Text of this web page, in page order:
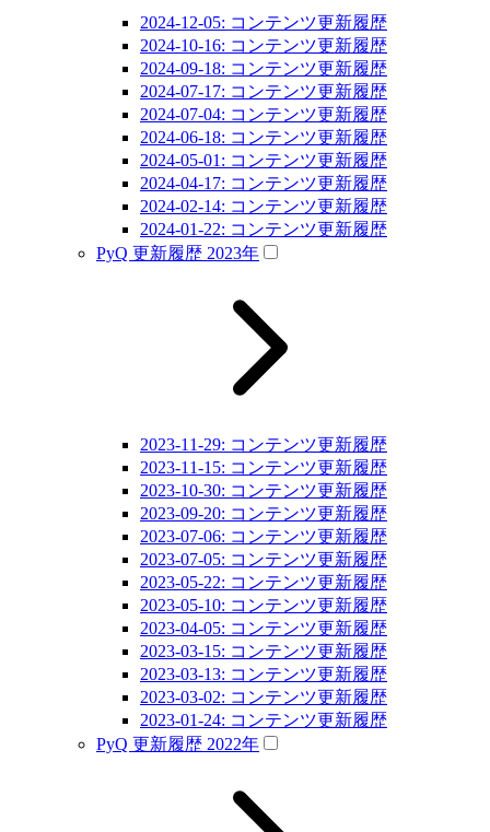
2024-12-05: コンテンツ更新履歴
2024-10-16: コンテンツ更新履歴
2024-09-18: コンテンツ更新履歴
2024-07-17: コンテンツ更新履歴
2024-07-04: コンテンツ更新履歴
2024-06-18: コンテンツ更新履歴
2024-05-01: コンテンツ更新履歴
2024-04-17: コンテンツ更新履歴
2024-02-14: コンテンツ更新履歴
2024-01-22: コンテンツ更新履歴
PyQ 更新履歴 2023年
2023-11-29: コンテンツ更新履歴
2023-11-15: コンテンツ更新履歴
2023-10-30: コンテンツ更新履歴
2023-09-20: コンテンツ更新履歴
2023-07-06: コンテンツ更新履歴
2023-07-05: コンテンツ更新履歴
2023-05-22: コンテンツ更新履歴
2023-05-10: コンテンツ更新履歴
2023-04-05: コンテンツ更新履歴
2023-03-15: コンテンツ更新履歴
2023-03-13: コンテンツ更新履歴
2023-03-02: コンテンツ更新履歴
2023-01-24: コンテンツ更新履歴
PyQ 更新履歴 2022年